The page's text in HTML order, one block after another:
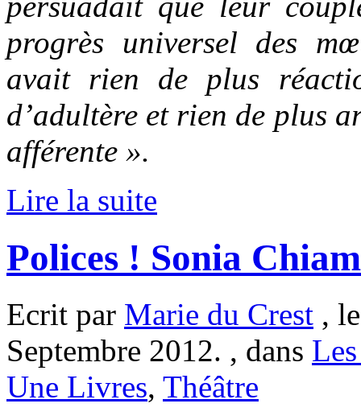
progrès universel des
avait rien de plus
d’adultère et rien de plus
afférente ».
Lire la suite
Polices ! Sonia
Ecrit par Marie du Crest ,
Septembre 2012. , dans
Une Livres, Théâtre